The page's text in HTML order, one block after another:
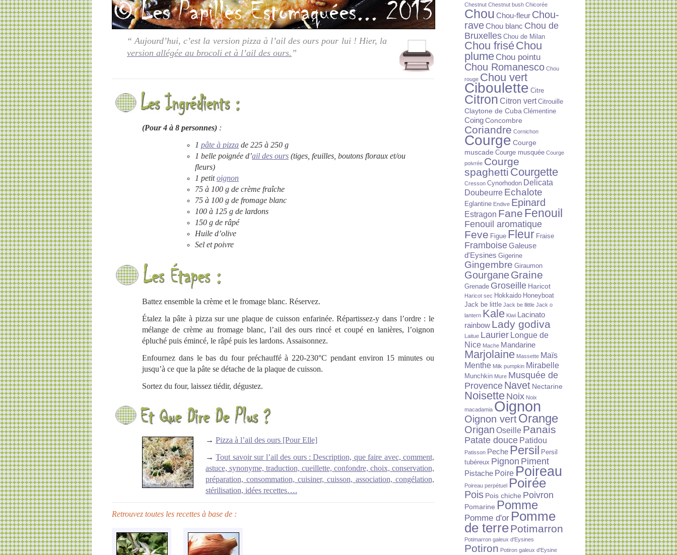
“Aujourd’hui, c’est la version pizza à l’ail des ours pour lui ! Hier, la
version allégée au brocoli et à l’ail des ours. ”
(Pour 4 à 8 personnes) :
1 pâte à pizza de 225 à 250 g
1 belle poignée d’ail des ours (tiges, feuilles, boutons floraux et/ou
fleurs)
1 petitoignon
75 à 100 g de crème fraîche
75 à 100 g de fromage blanc
100 à 125 g de lardons
150 g de râpé
Huile d’olive
Sel et poivre
Battez ensemble la crème et le fromage blanc. Réservez.
Étalez la pâte à pizza sur une plaque de cuisson enfarinée. Répartissez-y dans l’ordre : le
mélange de crème au fromage blanc, l’ail des ours rincé et coupé en lanières, l’oignon
épluché puis émincé, le râpé puis les lardons. Assaisonnez.
Enfournez dans le bas du four préchauffé à 220-230°C pendant environ 15 minutes ou
jusqu’à ce que la pâte se détache de la plaque de cuisson.
Sortez du four, laissez tiédir, dégustez.
→ Pizza à l’ail des ours [Pour Elle]
→Tout savoir sur l’ail des ours : Description, que faire avec, comment,
astuce, synonyme, traduction, cueillette, confondre, choix, conservation,
préparation, consommation, cuisiner, cuisson, association, congélation,
stérilisation, idées recettes….
Retrouvez toutes les recettes à base de :
Chestnut Chestnut bush Chicorée
Chou Chou-fleur Chou-
raveChou blanc Chou de
Bruxelles Chou de Milan
Chou friséChou
plume Chou pointu
Chou Romanesco Chou
rouge Chou vert
Ciboulette Citre
Citron Citron vert Citrouille
Claytone de Cuba Clémentine
CoingConcombre
Coriandre Cornichon
Courge Courge
muscade Courge musquée Courge
poivrée Courge
spaghetti Courgette
Cresson Cynorhodon Delicata
Doubeurre Echalote
Eglantine Endive Epinard
Estragon Fane Fenouil
Fenouil aromatique
Feve Figue Fleur Fraise
FramboiseGaleuse
d'Eysines Gigerine
Gingembre Giraumon
GourganeGraine
Grenade Groseille Haricot
Haricot sec Hokkaido Honeyboat
Jack be little Jack be llittle Jack o
lantern Kale Kiwi
Lacinato
rainbow Lady godiva
Laitue Laurier Longue de
Nice Mache Mandarine
Marjolaine Massette Maïs
Menthe Milk pumpkin Mirabelle
Munchkin Mure Musquée de
Provence Navet Nectarine
Noisette Noix Noix
macadamia Oignon
Oignon vertOrange
Origan Oseille Panais
Patate douce Patidou
Patisson Peche Persil Persil
tubéreux Pignon Piment
Pistache Poire Poireau
Poireau perpétuel Poirée
Pois Pois chiche Poivron
Pomarine Pomme
Pomme d'or Pomme
de terrePotimarron
Potimarron galeux d'Eysines
Potiron Potiron galeux d'Eysine